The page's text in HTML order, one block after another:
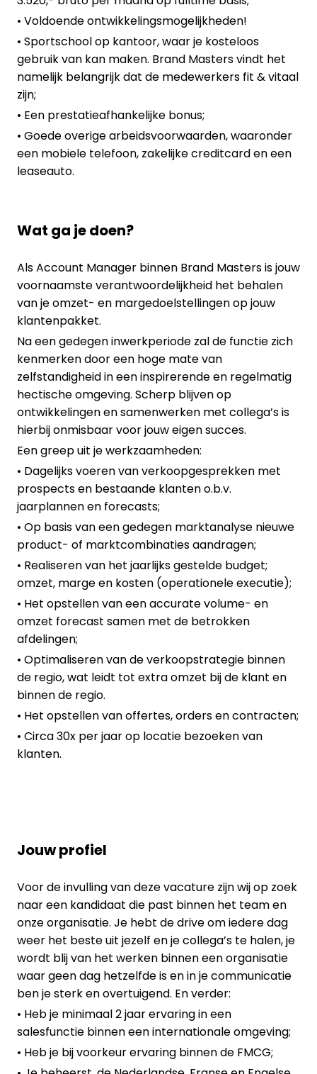
• Voldoende ontwikkelingsmogelijkheden!
• Sportschool op kantoor, waar je kosteloos
gebruik van kan maken. Brand Masters vindt het
namelijk belangrijk dat de medewerkers fit & vitaal
zijn;
• Een prestatieafhankelijke bonus;
• Goede overige arbeidsvoorwaarden, waaronder
een mobiele telefoon, zakelijke creditcard en een
leaseauto.
Wat ga je doen?
Als Account Manager binnen Brand Masters is jouw
voornaamste verantwoordelijkheid het behalen
van je omzet- en margedoelstellingen op jouw
klantenpakket.
Na een gedegen inwerkperiode zal de functie zich
kenmerken door een hoge mate van
zelfstandigheid in een inspirerende en regelmatig
hectische omgeving. Scherp blijven op
ontwikkelingen en samenwerken met collega’s is
hierbij onmisbaar voor jouw eigen succes.
Een greep uit je werkzaamheden:
• Dagelijks voeren van verkoopgesprekken met
prospects en bestaande klanten o.b.v.
jaarplannen en forecasts;
• Op basis van een gedegen marktanalyse nieuwe
product- of marktcombinaties aandragen;
• Realiseren van het jaarlijks gestelde budget;
omzet, marge en kosten (operationele executie);
• Het opstellen van een accurate volume- en
omzet forecast samen met de betrokken
afdelingen;
• Optimaliseren van de verkoopstrategie binnen
de regio, wat leidt tot extra omzet bij de klant en
binnen de regio.
• Het opstellen van offertes, orders en contracten;
• Circa 30x per jaar op locatie bezoeken van
klanten.
Jouw profiel
Voor de invulling van deze vacature zijn wij op zoek
naar een kandidaat die past binnen het team en
onze organisatie. Je hebt de drive om iedere dag
weer het beste uit jezelf en je collega’s te halen, je
wordt blij van het werken binnen een organisatie
waar geen dag hetzelfde is en in je communicatie
ben je sterk en overtuigend. En verder:
• Heb je minimaal 2 jaar ervaring in een
salesfunctie binnen een internationale omgeving;
• Heb je bij voorkeur ervaring binnen de FMCG;